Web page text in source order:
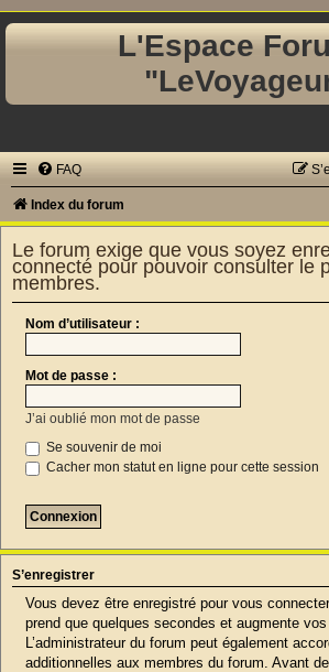
L'Espace
FAQ
Index du forum
Le forum exige que vous soyez
connecté pour pouvoir consulter le
membres.
Nom d’utilisateur :
Mot de passe :
J’ai oublié mon mot de passe
Se souvenir de moi
Cacher mon statut en ligne pour cette session
S’enregistrer
Vous devez être enregistré pour vous
prend que quelques secondes et augmente vos
L’administrateur du forum peut également
additionnelles aux membres du forum. Avant